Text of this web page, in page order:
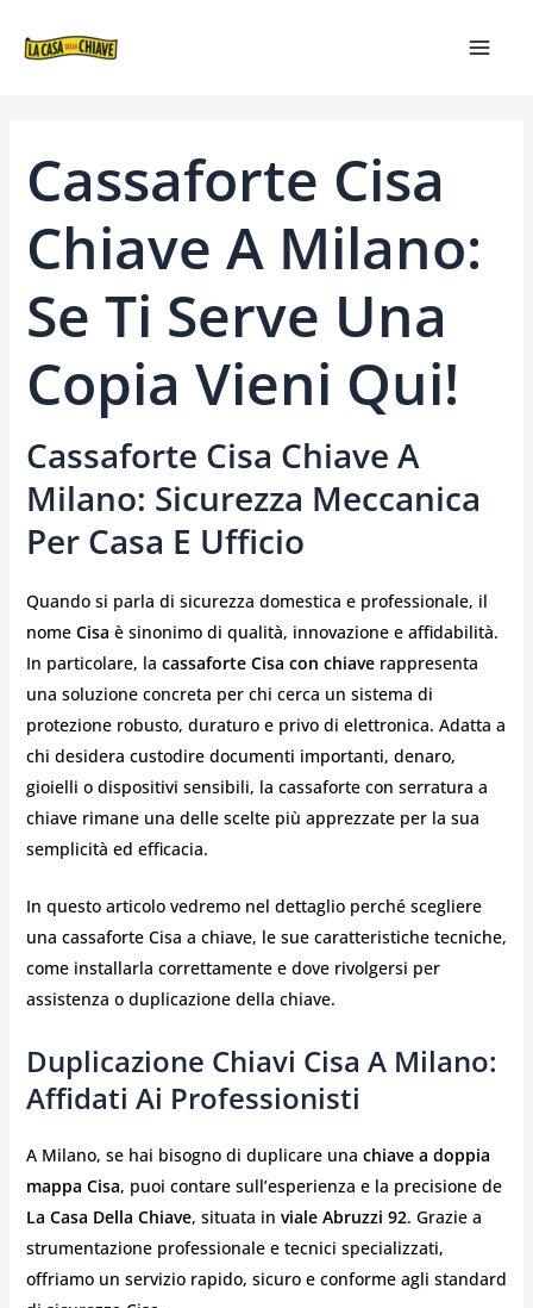
Cassaforte Cisa
Chiave A Milano:
Se Ti Serve Una
Copia Vieni Qui!
Cassaforte Cisa Chiave A
Milano: Sicurezza Meccanica
Per Casa E Ufficio
Quando si parla di sicurezza domestica e professionale, il
nome Cisa è sinonimo di qualità, innovazione e affidabilità.
In particolare, la cassaforte Cisa con chiaverappresenta
una soluzione concreta per chi cerca un sistema di
protezione robusto, duraturo e privo di elettronica. Adatta a
chi desidera custodire documenti importanti, denaro,
gioielli o dispositivi sensibili, la cassaforte con serratura a
chiave rimane una delle scelte più apprezzate per la sua
semplicità ed efficacia.
In questo articolo vedremo nel dettaglio perché scegliere
una cassaforte Cisa a chiave, le sue caratteristiche tecniche,
come installarla correttamente e dove rivolgersi per
assistenza o duplicazione della chiave.
Duplicazione Chiavi Cisa A Milano:
Affidati Ai Professionisti
A Milano, se hai bisogno di duplicare una chiave a doppia
mappa Cisa, puoi contare sull’esperienza e la precisione de
La Casa Della Chiave, situata in viale Abruzzi 92. Grazie a
strumentazione professionale e tecnici specializzati,
offriamo un servizio rapido, sicuro e conforme agli standard
ARTICOLI